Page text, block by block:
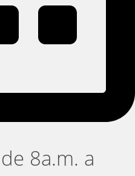
8a.m. a